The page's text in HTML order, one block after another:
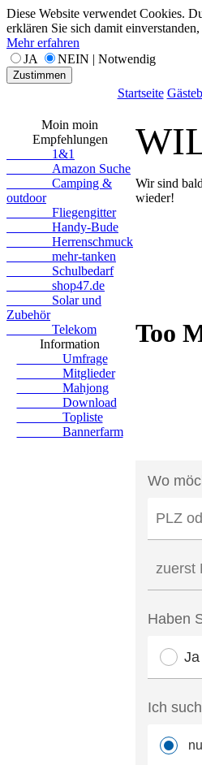
Diese Website verwendet Cookies.
erklären Sie sich damit
Mehr erfahren
JA
NEIN | Notwendig
Zustimmen
Startseite
Moin moin
Empfehlungen
1&1
Amazon Suche
Camping &
outdoor
Fliegengitter
Handy-Bude
Herrenschmuck
mehr-tanken
Schulbedarf
shop47.de
Solar und
Zubehör
Telekom
Information
Umfrage
Mitglieder
Mahjong
Download
Topliste
Bannerfarm
Wir sind
wieder!